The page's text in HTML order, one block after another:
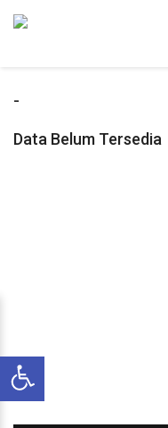
-
Data Belum Tersedia